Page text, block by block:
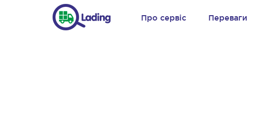
Про сервіс Переваги